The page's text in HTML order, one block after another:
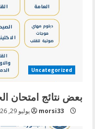
Uncategorized
بعض نتائج امتحان
morsi33 يوليو 29, 2026